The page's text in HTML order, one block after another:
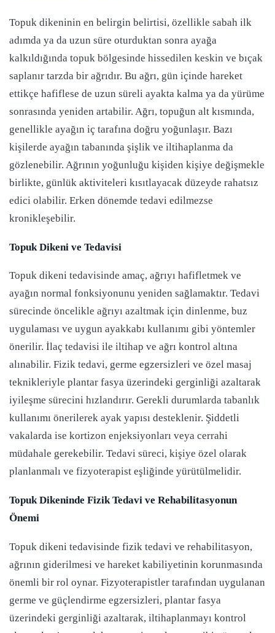
Topuk dikeninin en belirgin belirtisi, özellikle sabah ilk
adımda ya da uzun süre oturduktan sonra ayağa
kalkıldığında topuk bölgesinde hissedilen keskin ve bıçak
saplanır tarzda bir ağrıdır. Bu ağrı, gün içinde hareket
ettikçe hafiflese de uzun süreli ayakta kalma ya da yürüme
sonrasında yeniden artabilir. Ağrı, topuğun alt kısmında,
genellikle ayağın iç tarafına doğru yoğunlaşır. Bazı
kişilerde ayağın tabanında şişlik ve iltihaplanma da
gözlenebilir. Ağrının yoğunluğu kişiden kişiye değişmekle
birlikte, günlük aktiviteleri kısıtlayacak düzeyde rahatsız
edici olabilir. Erken dönemde tedavi edilmezse
kronikleşebilir.
Topuk Dikeni ve Tedavisi
Topuk dikeni tedavisinde amaç, ağrıyı hafifletmek ve
ayağın normal fonksiyonunu yeniden sağlamaktır. Tedavi
sürecinde öncelikle ağrıyı azaltmak için dinlenme, buz
uygulaması ve uygun ayakkabı kullanımı gibi yöntemler
önerilir. İlaç tedavisi ile iltihap ve ağrı kontrol altına
alınabilir. Fizik tedavi, germe egzersizleri ve özel masaj
teknikleriyle plantar fasya üzerindeki gerginliği azaltarak
iyileşme sürecini hızlandırır. Gerekli durumlarda tabanlık
kullanımı önerilerek ayak yapısı desteklenir. Şiddetli
vakalarda ise kortizon enjeksiyonları veya cerrahi
müdahale gerekebilir. Tedavi süreci, kişiye özel olarak
planlanmalı ve fizyoterapist eşliğinde yürütülmelidir.
Topuk Dikeninde Fizik Tedavi ve Rehabilitasyonun
Önemi
Topuk dikeni tedavisinde fizik tedavi ve rehabilitasyon,
ağrının giderilmesi ve hareket kabiliyetinin korunmasında
önemli bir rol oynar. Fizyoterapistler tarafından uygulanan
germe ve güçlendirme egzersizleri, plantar fasya
üzerindeki gerginliği azaltarak, iltihaplanmayı kontrol